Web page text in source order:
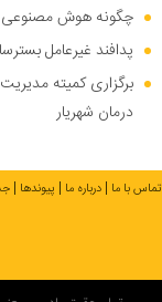
چگونه هوش
پدافند غیرعامل
برگزاری کمیته
درمان شهریار
تماس با ما درباره ما پیوندها